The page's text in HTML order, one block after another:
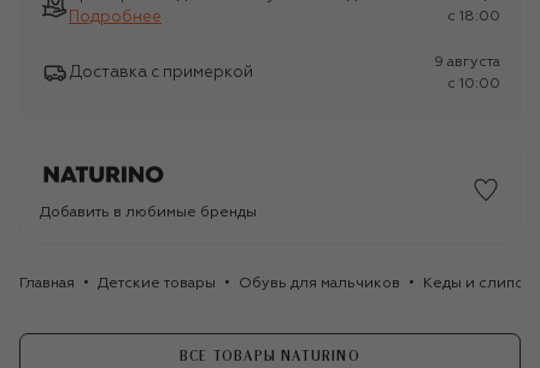
Подробнее
c 18:00
Доставка с примеркой
9 августа
c 10:00
Добавить в любимые бренды
Главная Детские товары Обувь для мальчиков Кеды и
ВСЕ ТОВАРЫ NATURINO